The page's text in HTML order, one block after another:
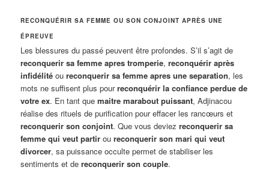
RECONQUÉRIR SA FEMME OU SON CONJOINT APRÈS UNE
ÉPREUVE
Les blessures du passé peuvent être profondes. S’il s’agit de
reconquerir sa femme apres tromperie,reconquérir après
infidélité oureconquerir sa femme apres une separation, les
mots ne suffisent plus pourreconquérir la confiance perdue de
votre ex. En tant quemaitre marabout puissant, Adjinacou
réalise des rituels de purification pour effacer les rancœurs et
reconquerir son conjoint. Que vous deviezreconquerir sa
femme qui veut partir oureconquerir son mari qui veut
divorcer, sa puissance occulte permet de stabiliser les
sentiments et dereconquerir son couple.